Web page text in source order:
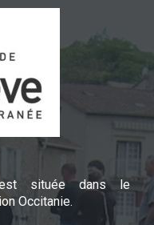
située dans le
Occitanie.